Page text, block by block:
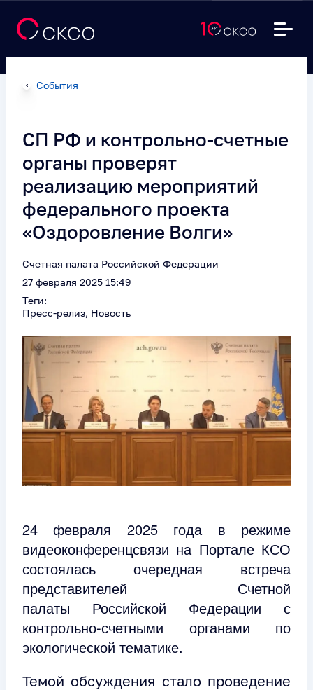
События
СП РФ и контрольно-счетные
органы проверят
реализацию мероприятий
федерального проекта
«Оздоровление Волги»
Счетная палата Российской Федерации
27 февраля 2025 15:49
Теги:
Пресс-релиз, Новость
24 февраля 2025 года в режиме
видеоконференцсвязи на Портале КСО
состоялась очередная встреча
представителей Счетной
палаты Российской Федерации с
контрольно-счетными органами по
экологической тематике.
Темой обсуждения стало проведение